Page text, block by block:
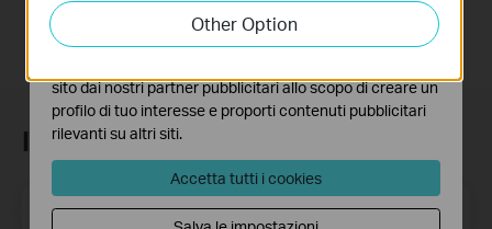
Iscriviti alla newsletter
Indirizzo email Iscriviti
Other Option
attività sul nostro sito allo scopo di migliorarne le
funzionalità.
sito dai nostri partner pubblicitari allo scopo di creare un
profilo di tuo interesse e proporti contenuti pubblicitari
rilevanti su altri siti.
Accetta tutti i cookies